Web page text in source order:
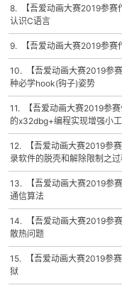
8. 【吾爱动画大赛2019参赛
认识C语言
9. 【吾爱动画大赛2019参赛
10. 【吾爱动画大赛2019参
种必学hook(钩子)姿势
11. 【吾爱动画大赛2019参
的x32dbg+编程实现增强小
12. 【吾爱动画大赛2019参
录软件的脱壳和解除限制之
13. 【吾爱动画大赛2019参
通信算法
14. 【吾爱动画大赛2019参
散热问题
15. 【吾爱动画大赛2019参
狱